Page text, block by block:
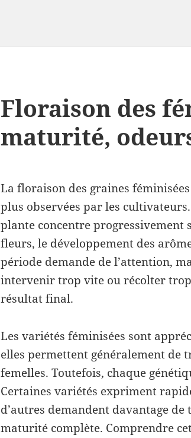
Floraison des
maturité,
La floraison des graines
plus observées par les
plante concentre progressivement
fleurs, le développement des
période demande de l’attention,
intervenir trop vite ou récolter
résultat final.
Les variétés féminisées sont
elles permettent généralement de
femelles. Toutefois, chaque
Certaines variétés expriment
d’autres demandent davantage
maturité complète. Comprendre